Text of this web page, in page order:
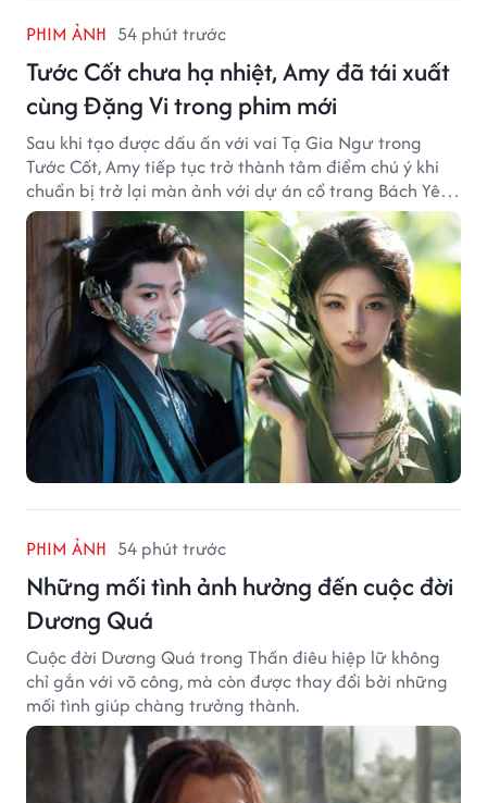
PHIM ẢNH 54 phút trước
Tước Cốt chưa hạ nhiệt, Amy đã tái xuất
cùng Đặng Vi trong phim mới
Sau khi tạo được dấu ấn với vai Tạ Gia Ngư trong
Tước Cốt, Amy tiếp tục trở thành tâm điểm chú ý khi
chuẩn bị trở lại màn ảnh với dự án cổ trang Bách Yêu
Phổ.
PHIM ẢNH 54 phút trước
Những mối tình ảnh hưởng đến cuộc đời
Dương Quá
Cuộc đời Dương Quá trong Thần điêu hiệp lữ không
chỉ gắn với võ công, mà còn được thay đổi bởi những
mối tình giúp chàng trưởng thành.